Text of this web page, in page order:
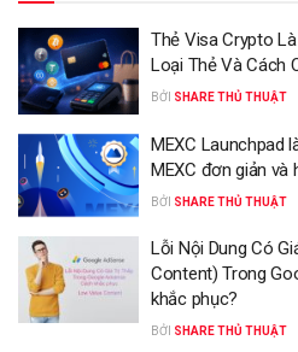
Thẻ Visa Crypto
Loại Thẻ Và Cách
BỞI SHARE THỦ THUẬT
MEXC Launchpad
MEXC đơn giản và
BỞI SHARE THỦ THUẬT
Lỗi Nội Dung Có
Content) Trong
khắc phục?
BỞI SHARE THỦ THUẬT